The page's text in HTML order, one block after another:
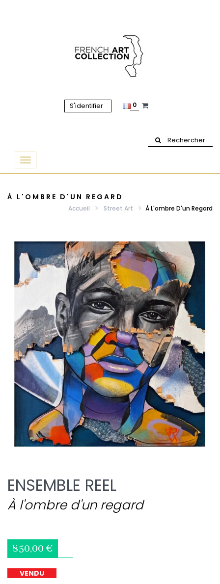
S'identifier 0
Rechercher
Basculer
la
À L'OMBRE D'UN REGARD
Accueil Street Art À L'ombre D'un Regard
ENSEMBLE REEL
À l'ombre d'un regard
850,00 €
VENDU